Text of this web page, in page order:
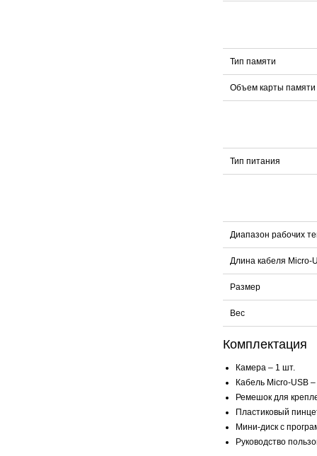
Тип памяти
Объем карты памяти
Тип питания
Диапазон рабочих
Длина кабеля Micro-
Размер
Вес
Комплектация
Камера – 1 шт.
Кабель Micro-USB
Ремешок для
Пластиковый
Мини-диск с
Руководство